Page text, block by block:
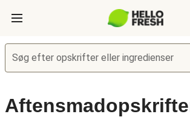
Søg efter opskrifter eller ingredienser